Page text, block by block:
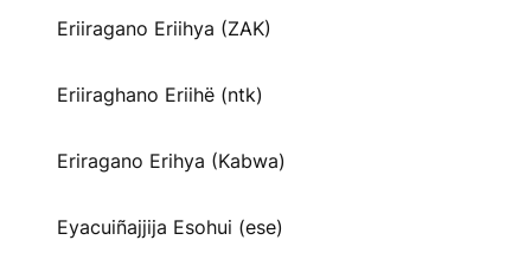
Eriiragano Eriihya (ZAK)
Eriiraghano Eriihë (ntk)
Eriragano Erihya (Kabwa)
Eyacuiñajjija Esohui (ese)